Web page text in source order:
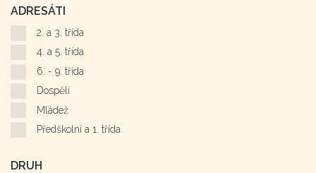
ADRESÁTI
2. a 3. třída
4. a 5. třída
6. - 9. třída
Dospělí
Mládež
Předškolní a 1. třída
DRUH